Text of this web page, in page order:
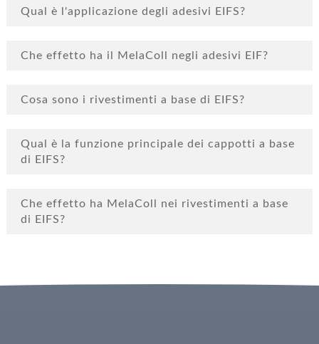
Qual è l'applicazione degli adesivi EIFS?
Che effetto ha il MelaColl negli adesivi EIF?
Cosa sono i rivestimenti a base di EIFS?
Qual è la funzione principale dei cappotti a base
di EIFS?
Che effetto ha MelaColl nei rivestimenti a base
di EIFS?